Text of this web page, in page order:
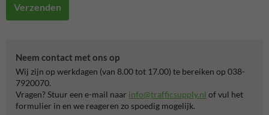
Verzenden
Neem contact met ons op
Wij zijn op werkdagen (van 8.00 tot 17.00) te bereiken op 038-
7920070.
Vragen? Stuur een e-mail naar info@trafficsupply.nl of vul het
formulier in en we reageren zo spoedig mogelijk.